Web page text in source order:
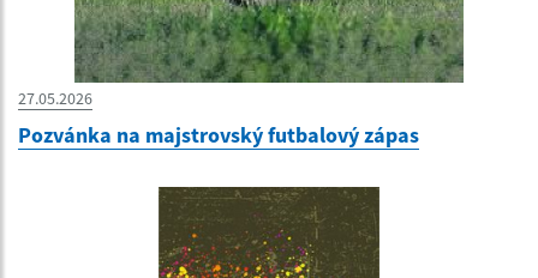
27.05.2026
Pozvánka na majstrovský futbalový zápas